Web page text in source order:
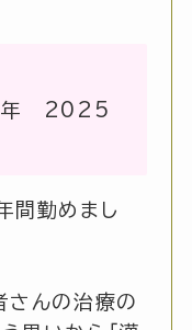
2025
間勤めまし
さんの治療の